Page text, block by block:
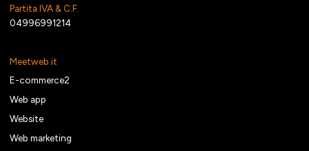
Partita IVA & C.F.
04996991214
Meetweb.it
E-commerce2
Web app
Website
Web marketing